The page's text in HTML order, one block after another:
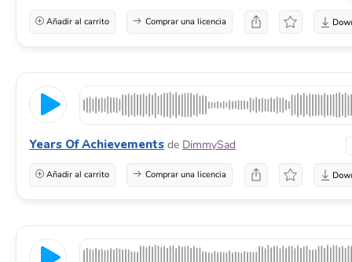
Añadir al carrito Comprar una licencia
Years Of Achievements de DimmySad
Añadir al carrito Comprar una licencia